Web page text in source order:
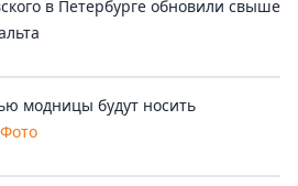
в Петербурге обновили свыше
модницы будут носить